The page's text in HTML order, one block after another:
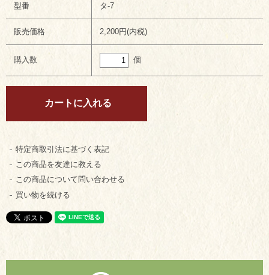
型番 タ-7
販売価格 2,200円(内税)
購入数 個
特定商取引法に基づく表記
この商品を友達に教える
この商品について問い合わせる
買い物を続ける